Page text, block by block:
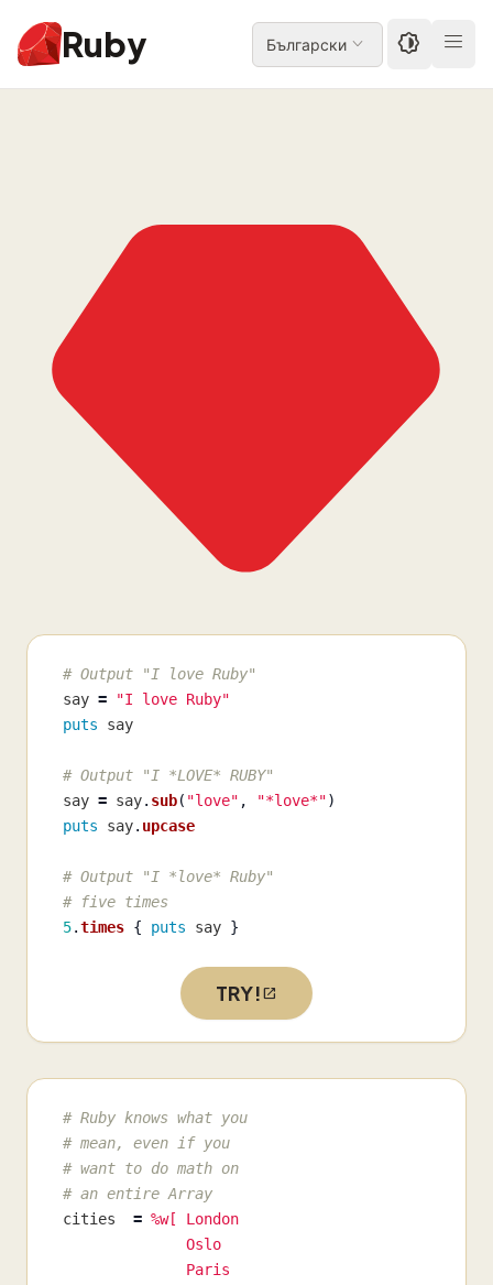
Ruby Български
# Output "I love Ruby"
say =
"I love Ruby"
puts
say
# Output "I *LOVE* RUBY"
say = say. sub( "love" , "*love*")
puts
say. upcase
# Output "I *love* Ruby"
# five times
5.times { puts say }
TRY!
# Ruby knows what you
# mean, even if you
# want to do math on
# an entire Array
cities
= %w[ London
              Oslo
              Paris